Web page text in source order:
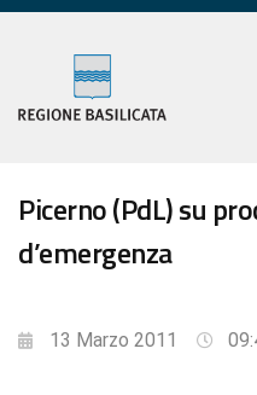
Picerno (PdL) su
d’emergenza
13 Marzo 2011